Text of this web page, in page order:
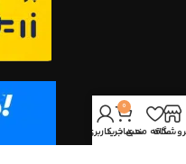
علاقه مندی
0
سبد خرید
حساب کاربری من